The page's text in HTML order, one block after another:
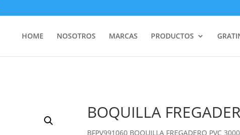
HOME NOSOTROS MARCAS PRODUCTOS
BOQUILLA
BFPV991060 BOQUILLA FREGADERO PVC